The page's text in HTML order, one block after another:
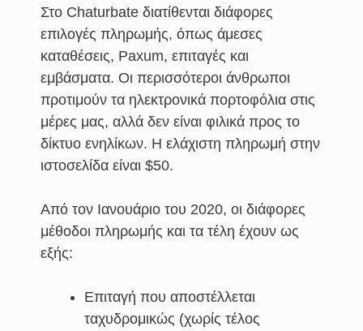
Στο Chaturbate διατίθενται διάφορες
επιλογές πληρωμής, όπως άμεσες
καταθέσεις, Paxum, επιταγές και
εμβάσματα. Οι περισσότεροι άνθρωποι
προτιμούν τα ηλεκτρονικά πορτοφόλια στις
μέρες μας, αλλά δεν είναι φιλικά προς το
δίκτυο ενηλίκων. Η ελάχιστη πληρωμή στην
ιστοσελίδα είναι $50.
Από τον Ιανουάριο του 2020, οι διάφορες
μέθοδοι πληρωμής και τα τέλη έχουν ως
εξής:
Επιταγή που αποστέλλεται
ταχυδρομικώς (χωρίς τέλος